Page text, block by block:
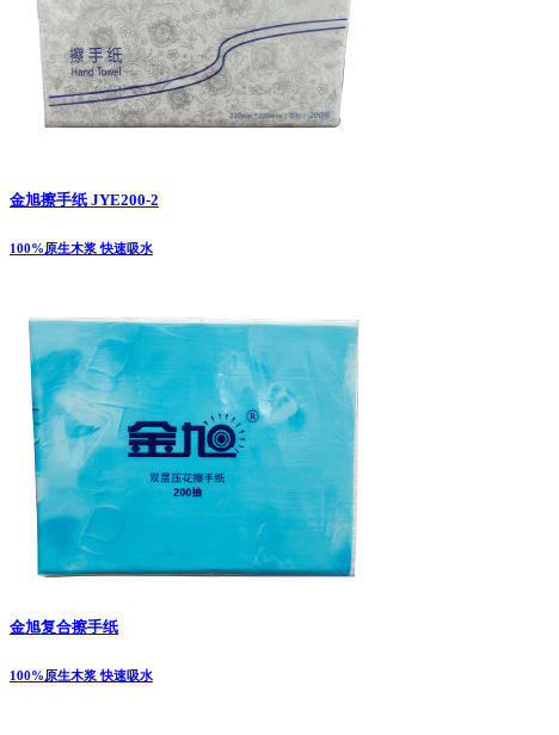
金旭擦手纸 JYE200-2
100%原生木浆 快速吸水
金旭复合擦手纸
100%原生木浆 快速吸水